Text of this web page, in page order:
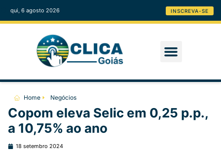
qui, 6 agosto 2026 INSCREVA-SE
Home Negócios
Copom eleva Selic em 0,25 p.p.,
a 10,75% ao ano
18 setembro 2024